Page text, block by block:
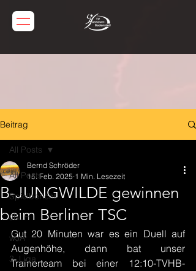
Beitrag
All Posts
Spielbericht
JBLH
wJA
3. Liga
All Posts
B-JUNGWILDE gewinnen
beim Berliner TSC
Bernd Schröder
15. Feb. 2025 1 Min. Lesezeit
Gut 20 Minuten war es ein Duell auf
Augenhöhe, dann bat unser
Trainerteam bei einer 12:10-TVHB-